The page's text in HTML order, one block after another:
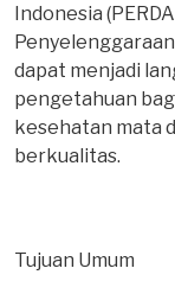
Indonesia
dapat menjadi
pengetahuan
kesehatan mata
berkualitas.
Tujuan Umum